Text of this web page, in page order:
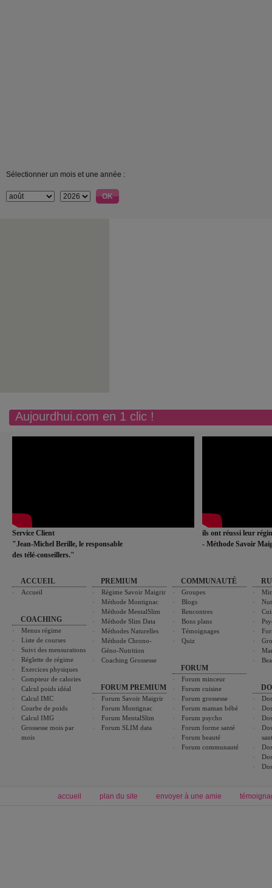
Sélectionner un mois et une année :
Aujourdhui.com en 1 clic !
Service Client
"Jean-Michel Berille, le responsable
des télé-conseillers."
ils ont réussi leur
- Méthode Savoir
ACCUEIL
Accueil
COACHING
Menus régime
Liste de courses
Suivi des mensurations
Réglette de régime
Exercices physiques
Compteur de calories
Calcul poids idéal
Calcul IMC
Courbe de poids
Calcul IMG
Grossesse mois par
mois
PREMIUM
Régime Savoir Maigrir
Méthode Montignac
Méthode MentalSlim
Méthode Slim Data
Méthodes Naturelles
Méthode Chrono-
Géno-Nutrition
Coaching Grossesse
FORUM PREMIUM
Forum Savoir Maigrir
Forum Montignac
Forum MentalSlim
Forum SLIM data
COMMUNAUTÉ
Groupes
Blogs
Rencontres
Bons plans
Témoignages
Quiz
FORUM
Forum minceur
Forum cuisine
Forum grossesse
Forum maman bébé
Forum psycho
Forum forme santé
Forum beauté
Forum communauté
accueil plan du site envoyer à une amie